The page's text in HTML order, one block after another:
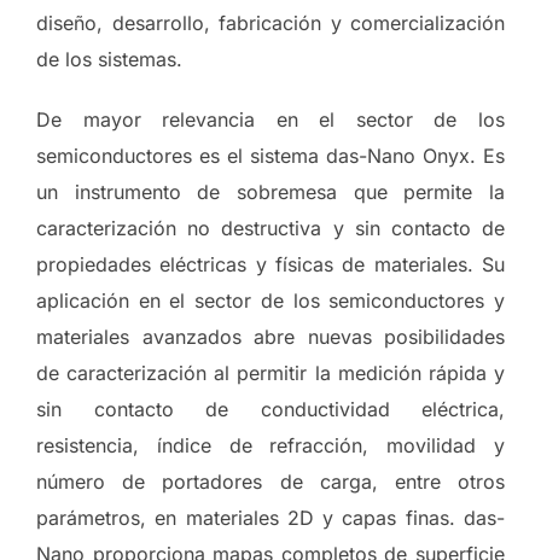
diseño, desarrollo, fabricación y comercialización
de los sistemas.
De mayor relevancia en el sector de los
semiconductores es el sistema das-Nano Onyx. Es
un instrumento de sobremesa que permite la
caracterización no destructiva y sin contacto de
propiedades eléctricas y físicas de materiales. Su
aplicación en el sector de los semiconductores y
materiales avanzados abre nuevas posibilidades
de caracterización al permitir la medición rápida y
sin contacto de conductividad eléctrica,
resistencia, índice de refracción, movilidad y
número de portadores de carga, entre otros
parámetros, en materiales 2D y capas finas. das-
Nano proporciona mapas completos de superficie